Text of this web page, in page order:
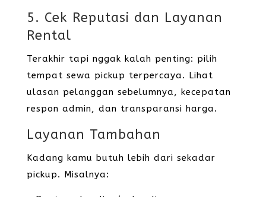
5. Cek Reputasi dan Layanan
Rental
Terakhir tapi nggak kalah penting: pilih
tempat sewa pickup terpercaya. Lihat
ulasan pelanggan sebelumnya, kecepatan
respon admin, dan transparansi harga.
Layanan Tambahan
Kadang kamu butuh lebih dari sekadar
pickup. Misalnya: